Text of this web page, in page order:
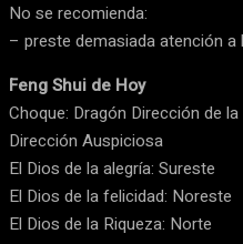
No se recomienda:
– preste demasiada atención
Feng Shui de Hoy
Choque: Dragón Dirección de
Dirección Auspiciosa
El Dios de la alegría: Sureste
El Dios de la felicidad: Noreste
El Dios de la Riqueza: Norte